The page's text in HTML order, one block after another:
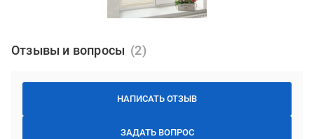
Отзывы и вопросы
НАПИСАТЬ ОТЗЫВ
ЗАДАТЬ ВОПРОС